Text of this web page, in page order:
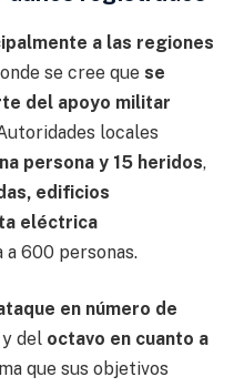
a las regiones
se cree que se
del apoyo militar
locales
persona y 15 heridos,
edificios
eléctrica
a 600 personas.
en número de
y del octavo en cuanto a
que sus objetivos